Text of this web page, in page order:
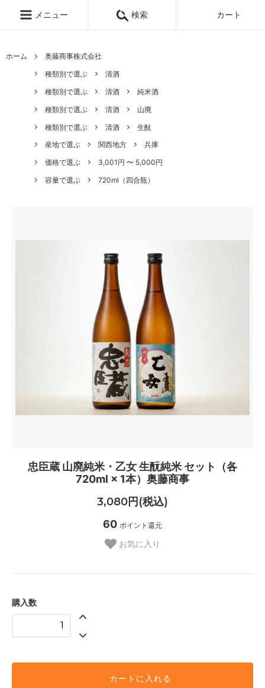
メニュー 検索 カート
ホーム
奥藤商事株式会社
種類別で選ぶ
清酒
種類別で選ぶ
清酒
純米酒
種類別で選ぶ
清酒
山廃
種類別で選ぶ
清酒
生酛
産地で選ぶ
関西地方
兵庫
価格で選ぶ
3,001円 〜 5,000円
容量で選ぶ
720ml（四合瓶）
忠臣蔵 山廃純米・乙女 生酛純米 セット（各
720ml × 1本）奥藤商事
3,080円(税込)
60 ポイント還元
お気に入り
購入数
カートに入れる